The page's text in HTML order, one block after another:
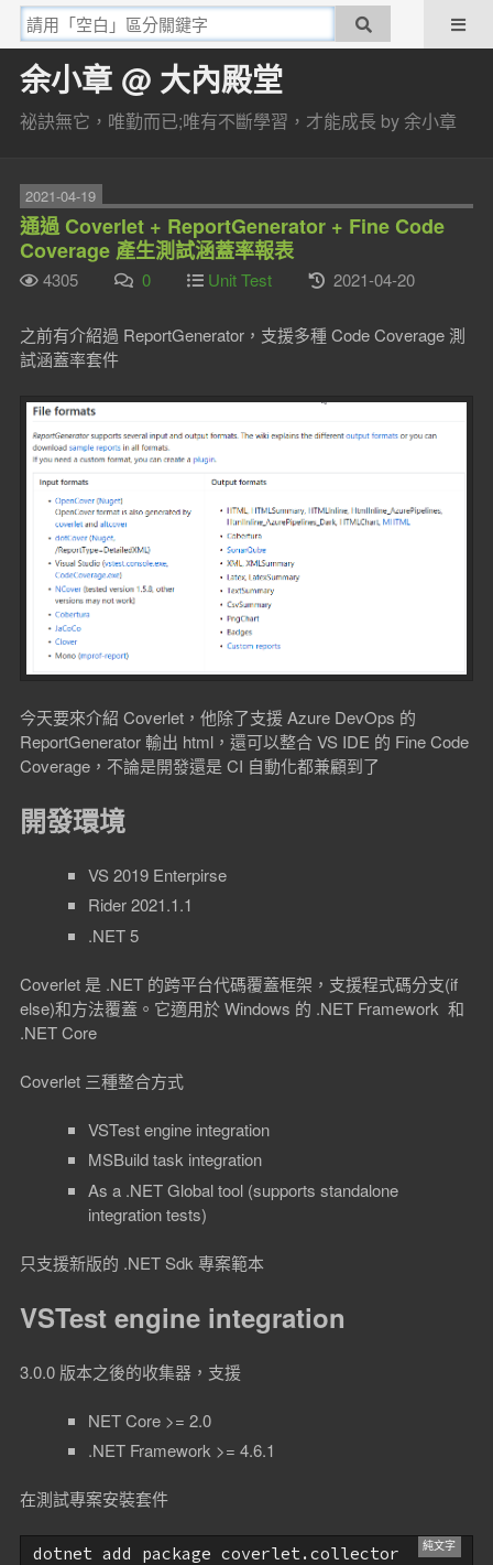
余小章 @ 大內殿堂
祕訣無它，唯勤而已;唯有不斷學習，才能成長 by 余小章
2021-04-19
通過 Coverlet + ReportGenerator + Fine Code
Coverage 產生測試涵蓋率報表
4305 0 Unit Test 2021-04-20
之前有介紹過 ReportGenerator，支援多種 Code Coverage 測
試涵蓋率套件
今天要來介紹 Coverlet，他除了支援 Azure DevOps 的
ReportGenerator 輸出 html，還可以整合 VS IDE 的 Fine Code
Coverage，不論是開發還是 CI 自動化都兼顧到了
開發環境
VS 2019 Enterpirse
Rider 2021.1.1
.NET 5
Coverlet 是 .NET 的跨平台代碼覆蓋框架，支援程式碼分支(if
else)和方法覆蓋。它適用於 Windows 的 .NET Framework 和
.NET Core
Coverlet 三種整合方式
VSTest engine integration
MSBuild task integration
As a .NET Global tool (supports standalone
integration tests)
只支援新版的 .NET Sdk 專案範本
VSTest engine integration
3.0.0 版本之後的收集器，支援
NET Core >= 2.0
.NET Framework >= 4.6.1
在測試專案安裝套件
dotnet add package coverlet.collector